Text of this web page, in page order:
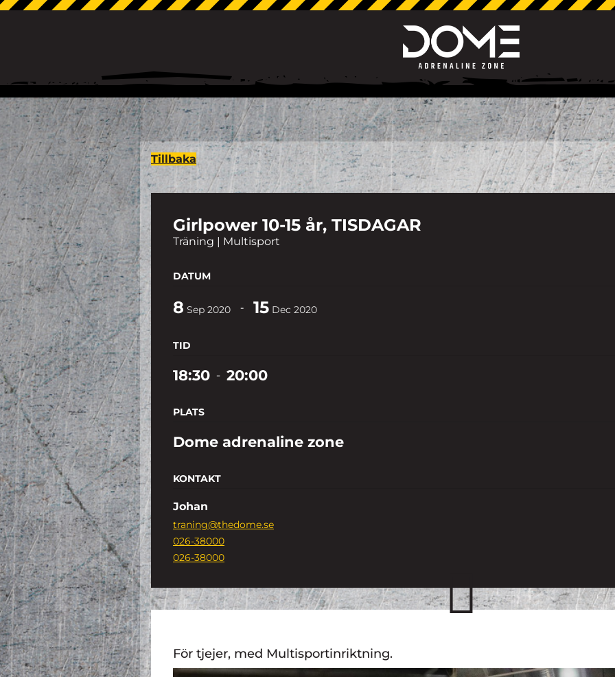
Tillbaka
Girlpower 10-15 år, TISDAGAR
Träning | Multisport
DATUM
8 Sep 2020 - 15 Dec 2020
TID
18:30 - 20:00
PLATS
Dome adrenaline zone
KONTAKT
Johan
traning@thedome.se
026-38000
026-38000
För tjejer, med Multisportinriktning.